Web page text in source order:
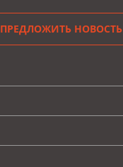
ПРЕДЛОЖИТЬ НОВОСТЬ